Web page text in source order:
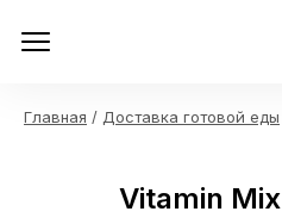
Главная / Доставка готовой еды
Vitamin Mix